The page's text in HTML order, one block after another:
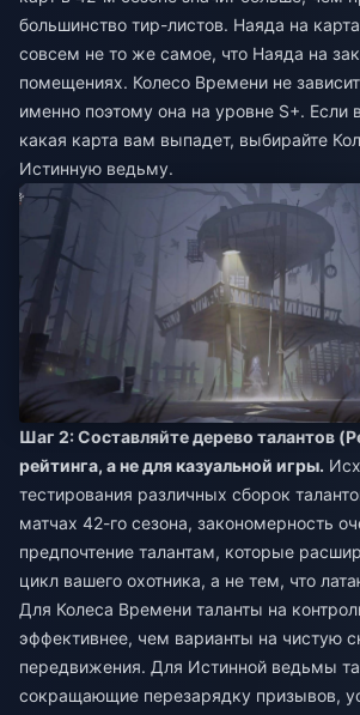
большинство тир-листов. Наяда на
совсем не то же самое, что Наяда на
помещениях. Колесо Времени не
именно поэтому она на уровне S+. Если
какая карта вам выпадет, выбирайте
Истинную ведьму.
Шаг 2: Составляйте дерево талантов
рейтинга, а не для казуальной игры.
тестирования различных сборок
матчах 42-го сезона, закономерность
предпочтение талантам, которые
цикл вашего охотника, а не тем, что
Для Колеса Времени таланты на
эффективнее, чем варианты на чистую
передвижения. Для Истинной ведьмы
сокращающие перезарядку призывов,